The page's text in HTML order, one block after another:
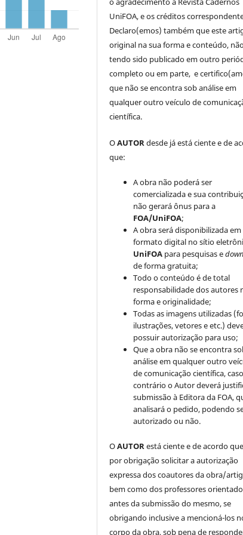
UniFOA, e os créditos
Declaro(emos) também que este
original na sua forma e conteúdo,
tendo sido publicado em outro
completo ou em parte, e
que não se encontra sob análise em
qualquer outro veículo de
científica.
OAUTORdesde já está ciente e de
que:
A obra não poderá ser
comercializada e sua
não gerará ônus para a
FOA/UniFOA;
A obra será disponibilizada em
formato digital no sítio
UniFOA para pesquisas e
de forma gratuita;
Todo o conteúdo é de total
responsabilidade dos autores
forma e originalidade;
Todas as imagens utilizadas
ilustrações, vetores e etc.)
possuir autorização para uso;
Que a obra não se encontra
análise em qualquer outro
de comunicação científica, caso
contrário o Autor deverá
submissão à Editora da FOA,
analisará o pedido, podendo
autorizado ou não.
OAUTORestá ciente e de acordo
por obrigação solicitar a autorização
expressa dos coautores da obra/
bem como dos professores
antes da submissão do mesmo, se
obrigando inclusive a mencioná-los
corpo da obra, sob pena de